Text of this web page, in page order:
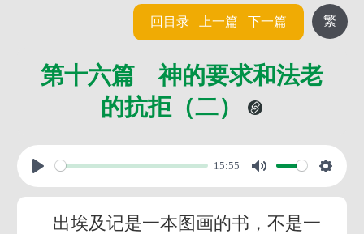
繁
回目录 上一篇 下一篇
第十六篇 神的要求和法老
的抗拒（二）
15:55
出埃及记是一本图画的书，不是一